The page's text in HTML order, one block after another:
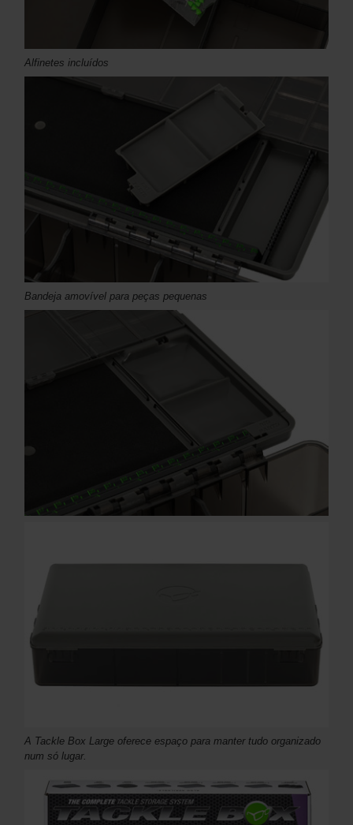
Alfinetes incluídos
Bandeja amovível para peças pequenas
A Tackle Box Large oferece espaço para manter tudo organizado
num só lugar.